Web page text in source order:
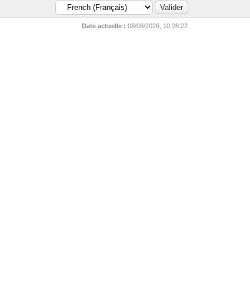
Date actuelle : 08/08/2026, 10:28:22